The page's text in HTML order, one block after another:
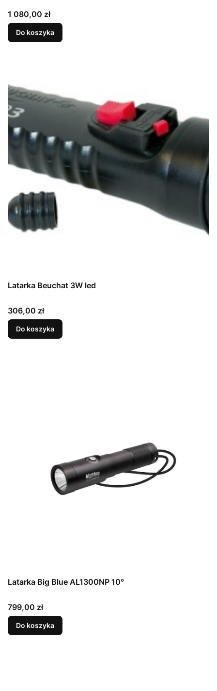
Cena
1 080,00 zł
Do koszyka
Latarka Beuchat 3W led
Cena
306,00 zł
Do koszyka
Latarka Big Blue AL1300NP 10°
Cena
799,00 zł
Do koszyka